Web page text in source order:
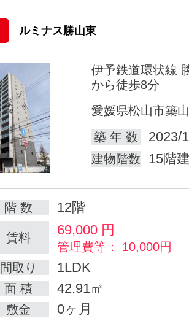
ルミナス勝山東
伊予鉄道環状線
から徒歩8分
愛媛県松山市築
築 年 数
2023/
建物階数 15階
階 数 12階
賃料 69,000 円
管理費等： 10,000円
間取り
1LDK
面 積 42.91㎡
敷金 0ヶ月